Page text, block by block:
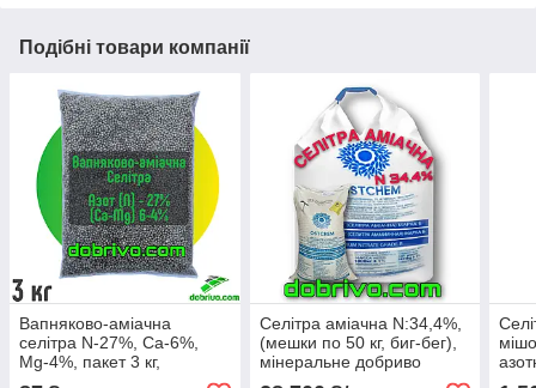
Подібні товари компанії
Вапняково-аміачна
селітра N-27%, Ca-6%,
Mg-4%, пакет 3 кг,
мінеральне добриво
Селітра аміачна N:34,4%,
(мешки по 50 кг, биг-бег),
мінеральне добриво